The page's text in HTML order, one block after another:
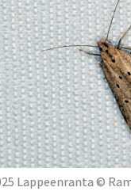
Lappeenranta ©